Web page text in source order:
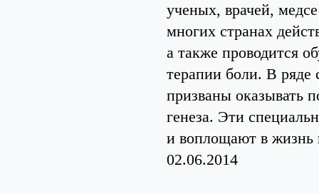
ученых, врачей,
многих странах
а также проводится
терапии боли. В ряде
призваны оказывать
генеза. Эти
и воплощают в жизнь
02.06.2014